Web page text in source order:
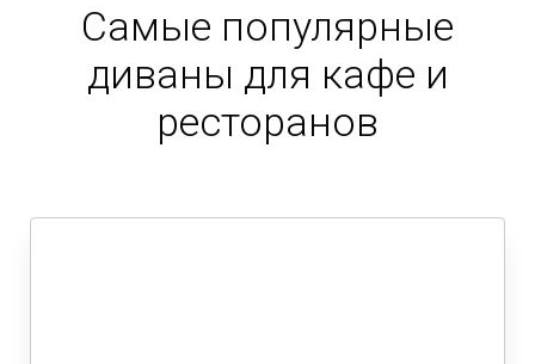
Самые популярные
диваны для кафе и
ресторанов